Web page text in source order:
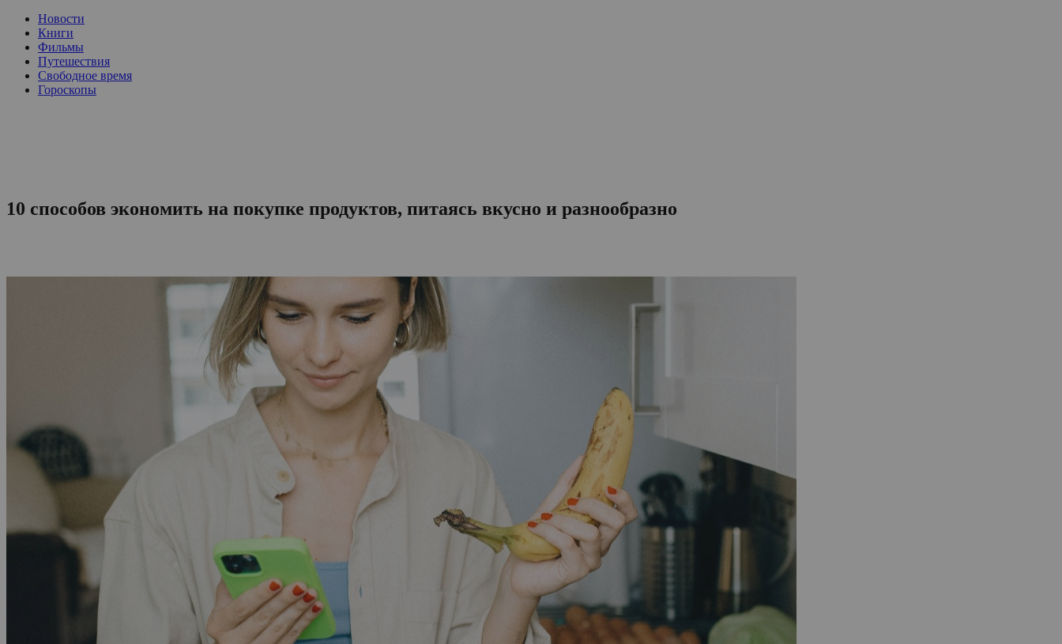
Новости
Книги
Фильмы
Путешествия
Свободное время
Гороскопы
10 способов экономить на покупке продуктов, питаясь вкусно и разнообразно